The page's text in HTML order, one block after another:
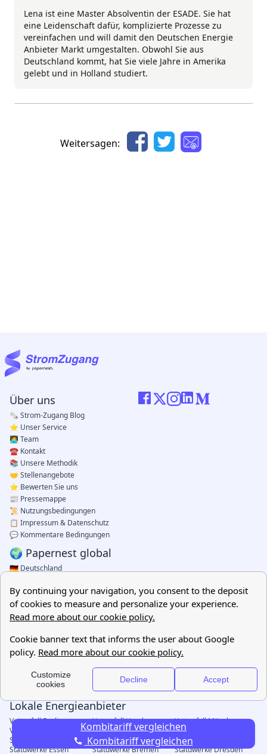
Kombitariff vergleichen
Kombitariff vergleichen
Lena ist eine Master Absolventin der ESADE. Sie hat
eine Leidenschaft dafür, komplizierte Prozesse zu
vereinfachen und will damit den Deutschen Energie
Anbieter Markt umgestalten. Obwohl Sie aus
Deutschland kommt, hat Sie viele Jahre in Amerika
gelebt und in Holland studiert.
Weitersagen: